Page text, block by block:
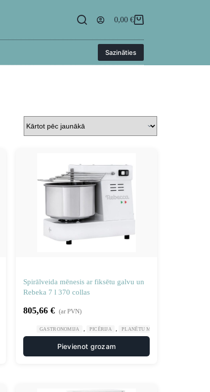
0,00 €
Sazināties
Spirālveida mēnesis ar fiksētu galvu un
Rebeka 7 l 370 collas
805,66 € (ar PVN)
GASTRONOMIJA PICĒRIJA PLANĒTU MĪKLAS MAISĪTĀJI
Pievienot grozam